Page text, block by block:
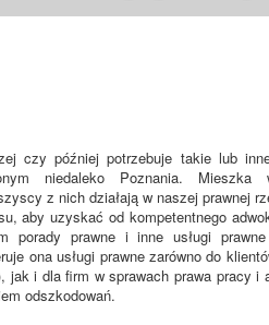
czy później potrzebuje takie lub
niedaleko Poznania.
z nich działają w naszej prawnej
aby uzyskać od kompetentnego
porady prawne i inne usługi
ona usługi prawne zarówno do
jak i dla firm w sprawach prawa pracy i
odszkodowań.